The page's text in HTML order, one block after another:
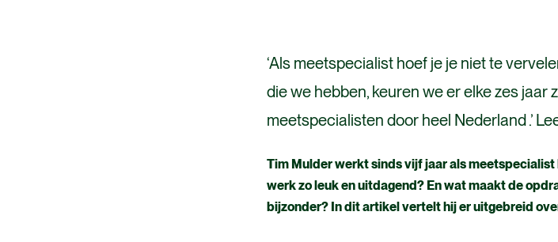
‘Als meetspecialist hoef je je niet te
die we hebben, keuren we er elke zes jaar
meetspecialisten door heel Nederland .’
Tim Mulder werkt sinds vijf jaar als
werk zo leuk en uitdagend? En wat maakt de
bijzonder? In dit artikel vertelt hij er uitgebreid